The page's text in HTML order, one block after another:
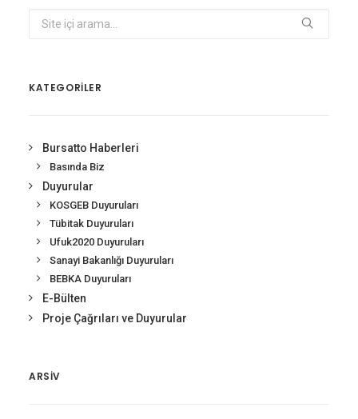
KATEGORİLER
Bursatto Haberleri
Basında Biz
Duyurular
KOSGEB Duyuruları
Tübitak Duyuruları
Ufuk2020 Duyuruları
Sanayi Bakanlığı Duyuruları
BEBKA Duyuruları
E-Bülten
Proje Çağrıları ve Duyurular
ARSIV